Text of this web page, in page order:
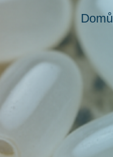
Domů